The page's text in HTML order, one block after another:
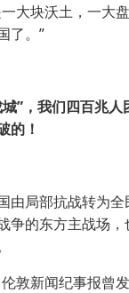
大块沃土，一大
了。”
，我们四百兆人
的！
局部抗战转为全
争的东方主战场
新闻纪事报曾发